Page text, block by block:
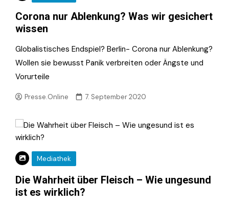
Corona nur Ablenkung? Was wir gesichert
wissen
Globalistisches Endspiel? Berlin- Corona nur Ablenkung?
Wollen sie bewusst Panik verbreiten oder Ängste und
Vorurteile
Presse.Online 7. September 2020
Mediathek
Die Wahrheit über Fleisch – Wie ungesund
ist es wirklich?